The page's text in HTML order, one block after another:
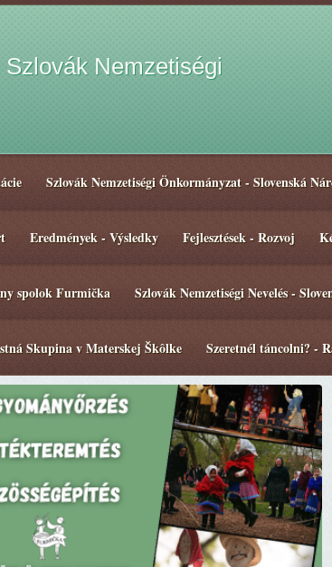
Nemzetiségi
Szlovák Nemzetiségi Önkormányzat - Slovenská
Eredmények - Výsledky Fejlesztések - Rozvoj
spolok Furmička Szlovák Nemzetiségi Nevelés -
Skupina v Materskej Škôlke Szeretnél táncolni? -